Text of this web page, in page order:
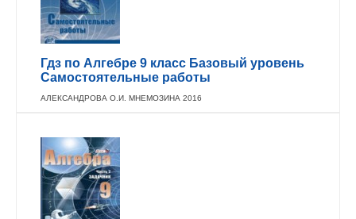
Гдз по Алгебре 9 класс Базовый уровень
Самостоятельные работы
АЛЕКСАНДРОВА О.И. МНЕМОЗИНА 2016